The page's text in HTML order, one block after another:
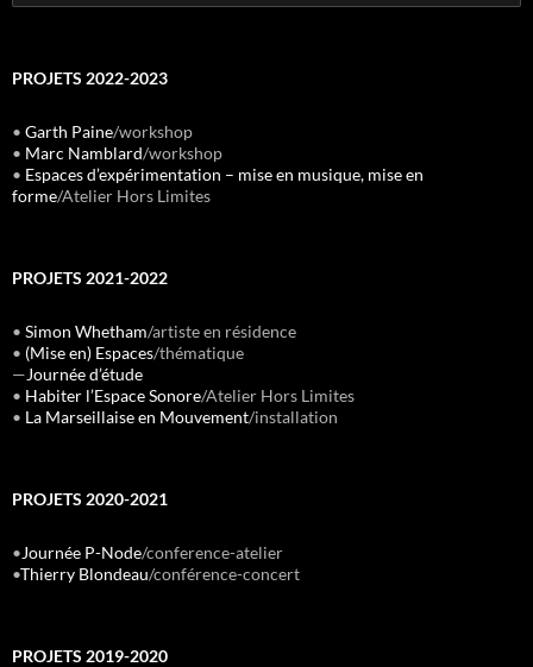
PROJETS 2022-2023
• Garth Paine/workshop
• Marc Namblard/workshop
• Espaces d’expérimentation – mise en musique, mise en
forme/Atelier Hors Limites
PROJETS 2021-2022
• Simon Whetham/artiste en résidence
• (Mise en) Espaces/thématique
—Journée d’étude
• Habiter l’Espace Sonore/Atelier Hors Limites
• La Marseillaise en Mouvement/installation
PROJETS 2020-2021
•Journée P-Node/conference-atelier
•Thierry Blondeau/conférence-concert
PROJETS 2019-2020